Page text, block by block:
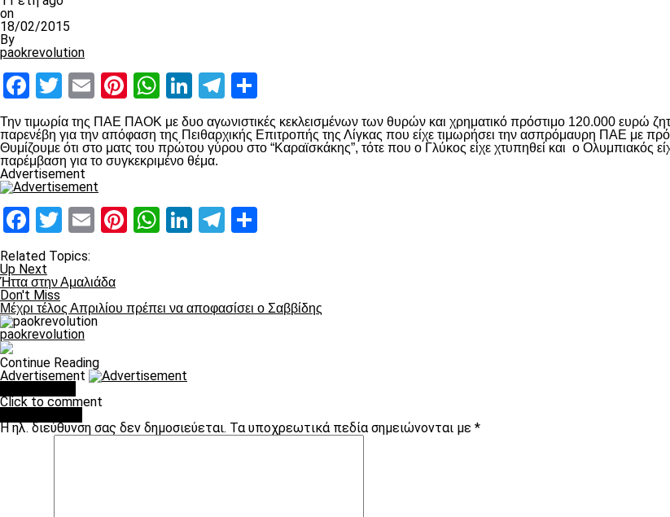
on
18/02/2015
By
paokrevolution
Facebook
Twitter
EmailPinterest
WhatsApp
LinkedIn
Telegram
Την τιμωρία της ΠΑΕ ΠΑΟΚ με δυο αγωνιστικές κεκλεισμένων των θυρών και χρηματικό πρόστιμο 120.000 ευρώ
παρενέβη για την απόφαση της Πειθαρχικής Επιτροπής της Λίγκας που είχε τιμωρήσει την ασπρόμαυρη ΠΑΕ με
Θυμίζουμε ότι στο ματς του πρώτου γύρου στο “Καραϊσκάκης”, τότε που ο Γλύκος είχε χτυπηθεί και ο Ολυμπιακός
παρέμβαση για το συγκεκριμένο θέμα.
Advertisement
Facebook
Twitter
EmailPinterest
WhatsApp
LinkedIn
Telegram
Related Topics:
Up Next
Ήττα στην Αμαλιάδα
Don't Miss
Μέχρι τέλος Απριλίου πρέπει να αποφασίσει ο Σαββίδης
paokrevolution
Continue Reading
Advertisement
Click to comment
Η ηλ. διεύθυνση σας δεν δημοσιεύεται. Τα υποχρεωτικά πεδία σημειώνονται με *